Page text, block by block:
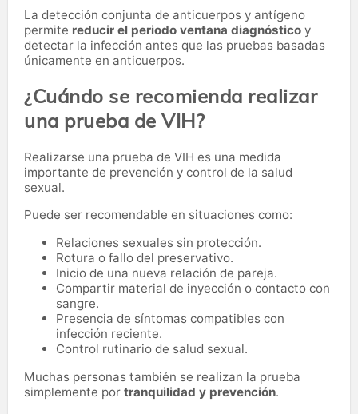
La detección conjunta de anticuerpos y antígeno
permite reducir el periodo ventana diagnóstico y
detectar la infección antes que las pruebas basadas
únicamente en anticuerpos.
¿Cuándo se recomienda realizar
una prueba de VIH?
Realizarse una prueba de VIH es una medida
importante de prevención y control de la salud
sexual.
Puede ser recomendable en situaciones como:
Relaciones sexuales sin protección.
Rotura o fallo del preservativo.
Inicio de una nueva relación de pareja.
Compartir material de inyección o contacto con
sangre.
Presencia de síntomas compatibles con
infección reciente.
Control rutinario de salud sexual.
Muchas personas también se realizan la prueba
simplemente por tranquilidad y prevención.